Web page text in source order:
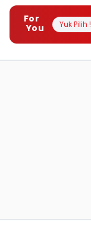
For
You
Yuk Pilih !